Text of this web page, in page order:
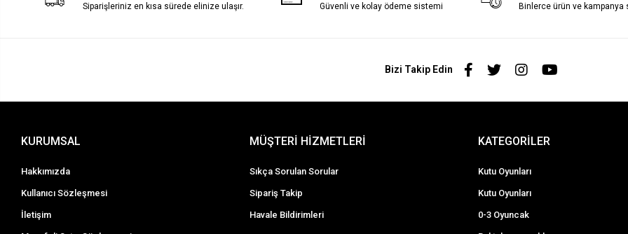
Siparişleriniz en kısa sürede elinize ulaşır. Güvenli ve kolay ödeme sistemi Binlerce ürün ve kampanya
Bizi Takip Edin
KURUMSAL
Hakkımızda
Kullanıcı Sözleşmesi
İletişim
MÜŞTERİ HİZMETLERİ
Sıkça Sorulan Sorular
Sipariş Takip
Havale Bildirimleri
KATEGORİLER
Kutu Oyunları
Kutu Oyunları
0-3 Oyuncak